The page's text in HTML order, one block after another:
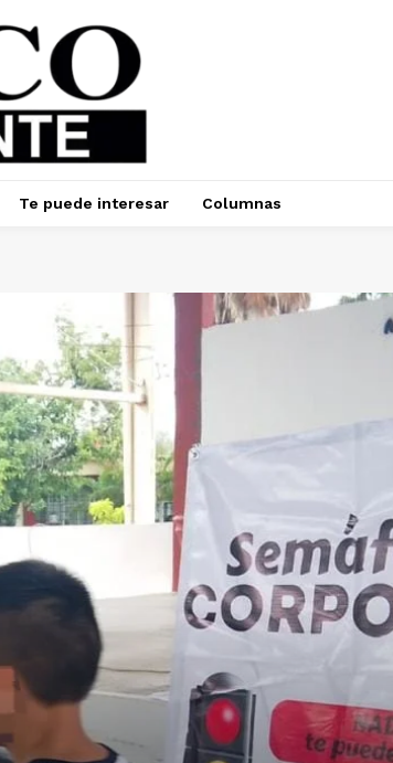
Te puede interesar Columnas